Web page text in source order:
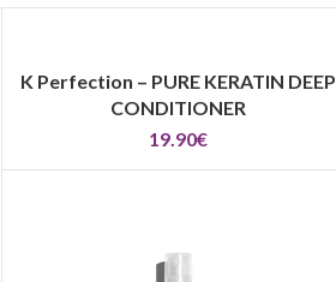
VÝBER MOŽNOSTÍ
K Perfection – PURE KERATIN DEEP
CONDITIONER
19.90€